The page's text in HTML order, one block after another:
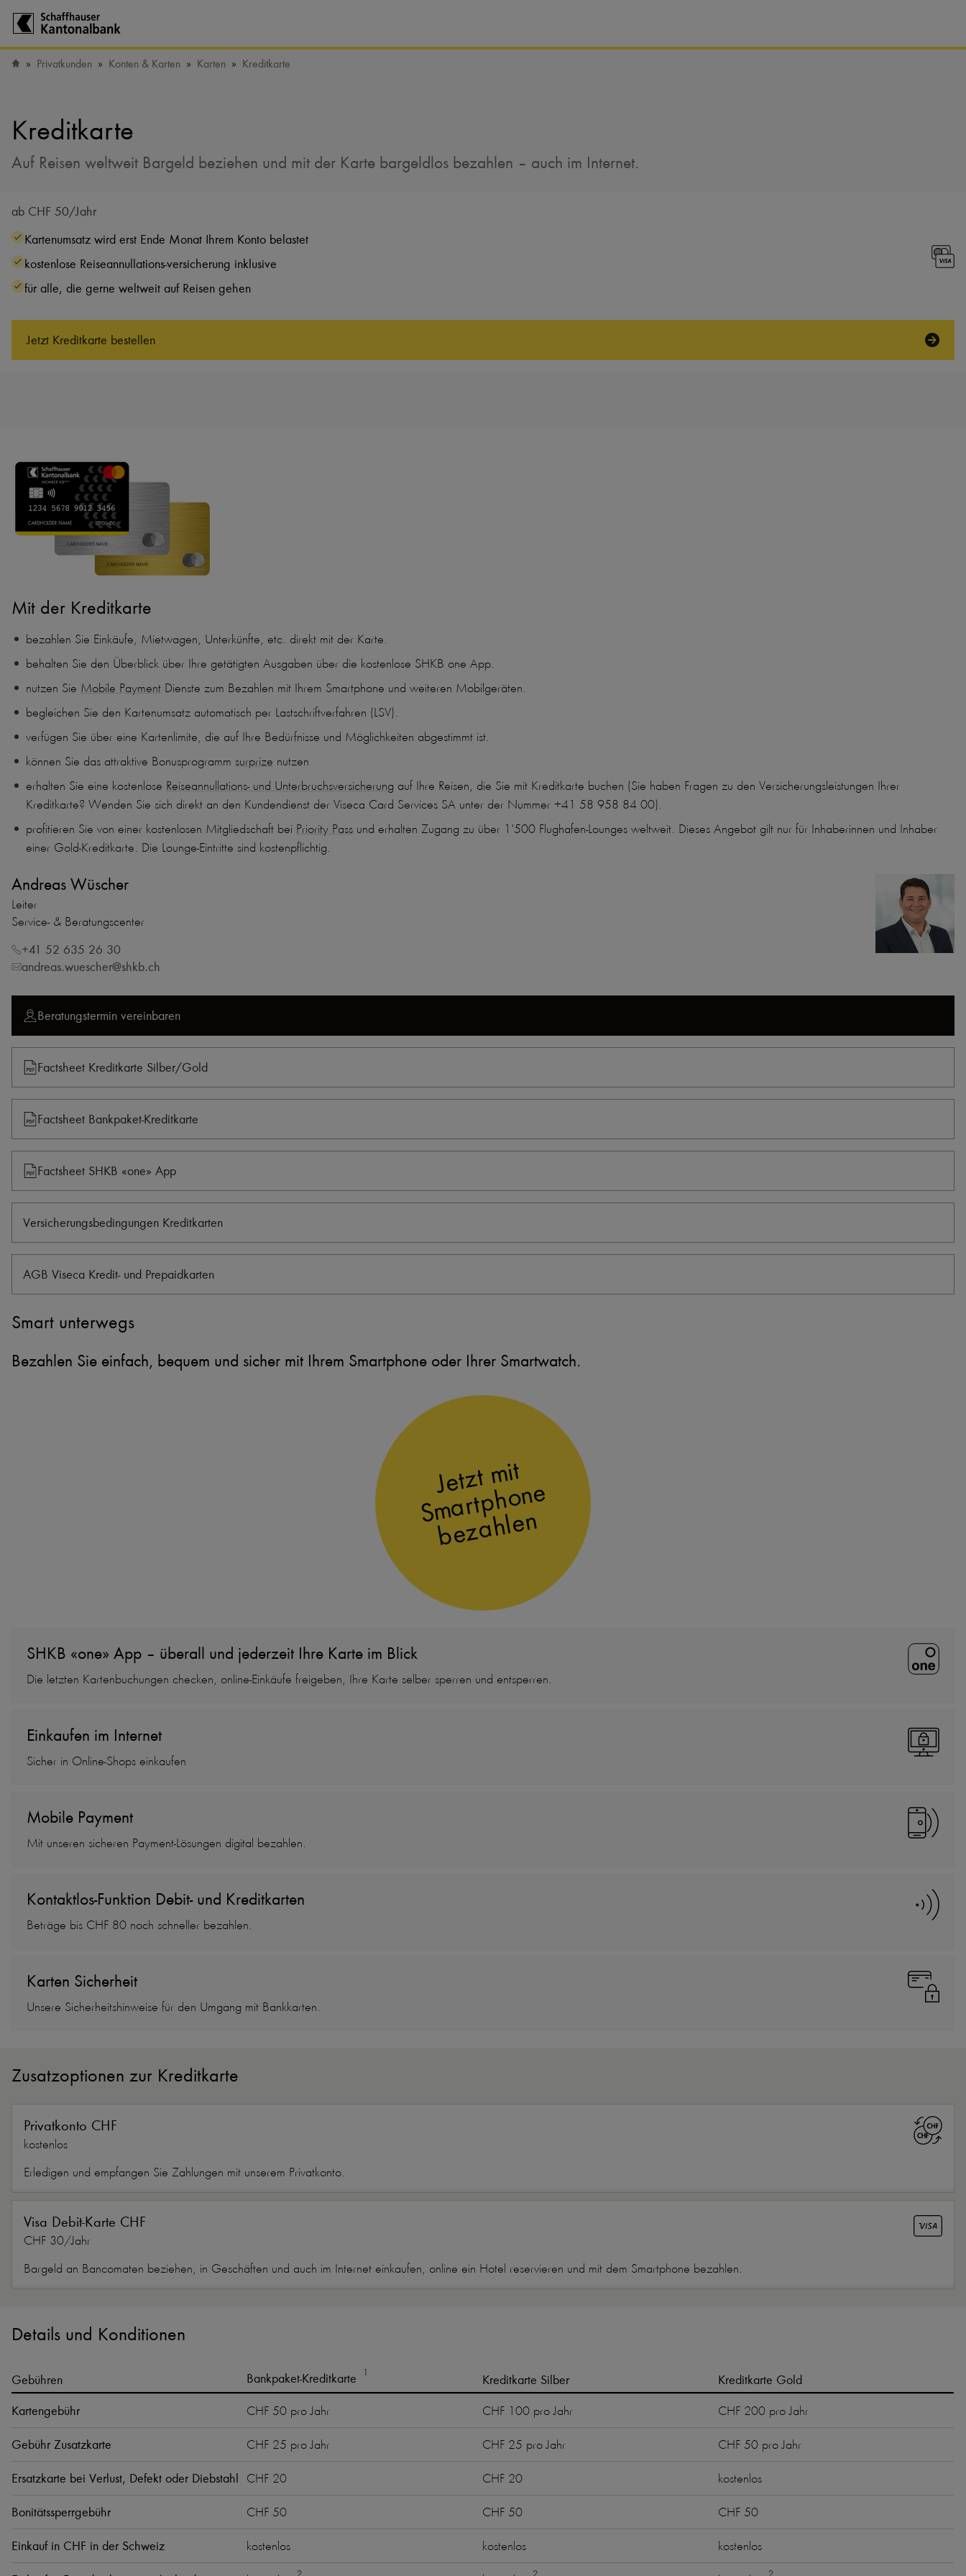
Privatkunden Konten & Karten Karten Kreditkarte
Kreditkarte
Auf Reisen weltweit Bargeld beziehen und mit der Karte bargeldlos bezahlen – auch im Internet.
ab CHF 50/Jahr
Kartenumsatz wird erst Ende Monat Ihrem Konto belastet
kostenlose Reiseannullations-versicherung inklusive
für alle, die gerne weltweit auf Reisen gehen
Jetzt Kreditkarte bestellen
Mit der Kreditkarte
bezahlen Sie Einkäufe, Mietwagen, Unterkünfte, etc. direkt mit der Karte.
behalten Sie den Überblick über Ihre getätigten Ausgaben über die kostenlose SHKB one App.
nutzen Sie Mobile Payment Dienste zum Bezahlen mit Ihrem Smartphone und weiteren Mobilgeräten.
begleichen Sie den Kartenumsatz automatisch per Lastschriftverfahren (LSV).
verfügen Sie über eine Kartenlimite, die auf Ihre Bedürfnisse und Möglichkeiten abgestimmt ist.
können Sie das attraktive Bonusprogramm surprize nutzen
erhalten Sie eine kostenlose Reiseannullations- und Unterbruchsversicherung auf Ihre Reisen, die Sie mit Kreditkarte buchen (Sie haben Fragen zu den Versicherungsleistungen Ihrer
Kreditkarte? Wenden Sie sich direkt an den Kundendienst der Viseca Card Services SA unter der Nummer +41 58 958 84 00).
profitieren Sie von einer kostenlosen Mitgliedschaft bei Priority Pass und erhalten Zugang zu über 1'500 Flughafen-Lounges weltweit. Dieses Angebot gilt nur für Inhaberinnen und Inhaber
einer Gold-Kreditkarte. Die Lounge-Eintritte sind kostenpflichtig.
Andreas Wüscher
Leiter
Service- & Beratungscenter
+41 52 635 26 30
andreas.wuescher@shkb.ch
Beratungstermin vereinbaren
Factsheet Kreditkarte Silber/​Gold
Factsheet Bankpaket-Kreditkarte
Factsheet SHKB «one» App
Versicherungsbedingungen Kreditkarten
AGB Viseca Kredit- und Prepaidkarten
Smart unterwegs
Bezahlen Sie einfach, bequem und sicher mit Ihrem Smartphone oder Ihrer Smartwatch.
Jetzt mit
Smartphone
bezahlen
SHKB «one» App – überall und jederzeit Ihre Karte im Blick
Die letzten Kartenbuchungen checken, online-Einkäufe freigeben, Ihre Karte selber sperren und entsperren.
Einkaufen im Internet
Sicher in Online-Shops einkaufen
Mobile Payment
Mit unseren sicheren Payment-Lösungen digital bezahlen.
Kontaktlos-Funktion Debit- und Kreditkarten
Beträge bis CHF 80 noch schneller bezahlen.
Karten Sicherheit
Unsere Sicherheitshinweise für den Umgang mit Bankkarten.
Zusatzoptionen zur Kreditkarte
Privatkonto CHF
kostenlos
Erledigen und empfangen Sie Zahlungen mit unserem Privatkonto.
Visa Debit-Karte CHF
CHF 30/​Jahr
Bargeld an Bancomaten beziehen, in Geschäften und auch im Internet einkaufen, online ein Hotel reservieren und mit dem Smartphone bezahlen.
Details und Konditionen
Gebühren Bankpaket-Kreditkarte 1
Kreditkarte Silber Kreditkarte Gold
Kartengebühr CHF 50 pro Jahr CHF 100 pro Jahr CHF 200 pro Jahr
Gebühr Zusatzkarte CHF 25 pro Jahr CHF 25 pro Jahr CHF 50 pro Jahr
Ersatzkarte bei Verlust, Defekt oder Diebstahl CHF 20 CHF 20 kostenlos
Bonitätssperrgebühr CHF 50 CHF 50 CHF 50
Einkauf in CHF in der Schweiz kostenlos kostenlos kostenlos
2 2 2